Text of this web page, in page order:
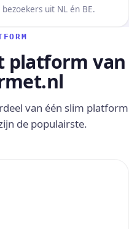
uit NL én BE.
platform van
van één slim platform
de populairste.